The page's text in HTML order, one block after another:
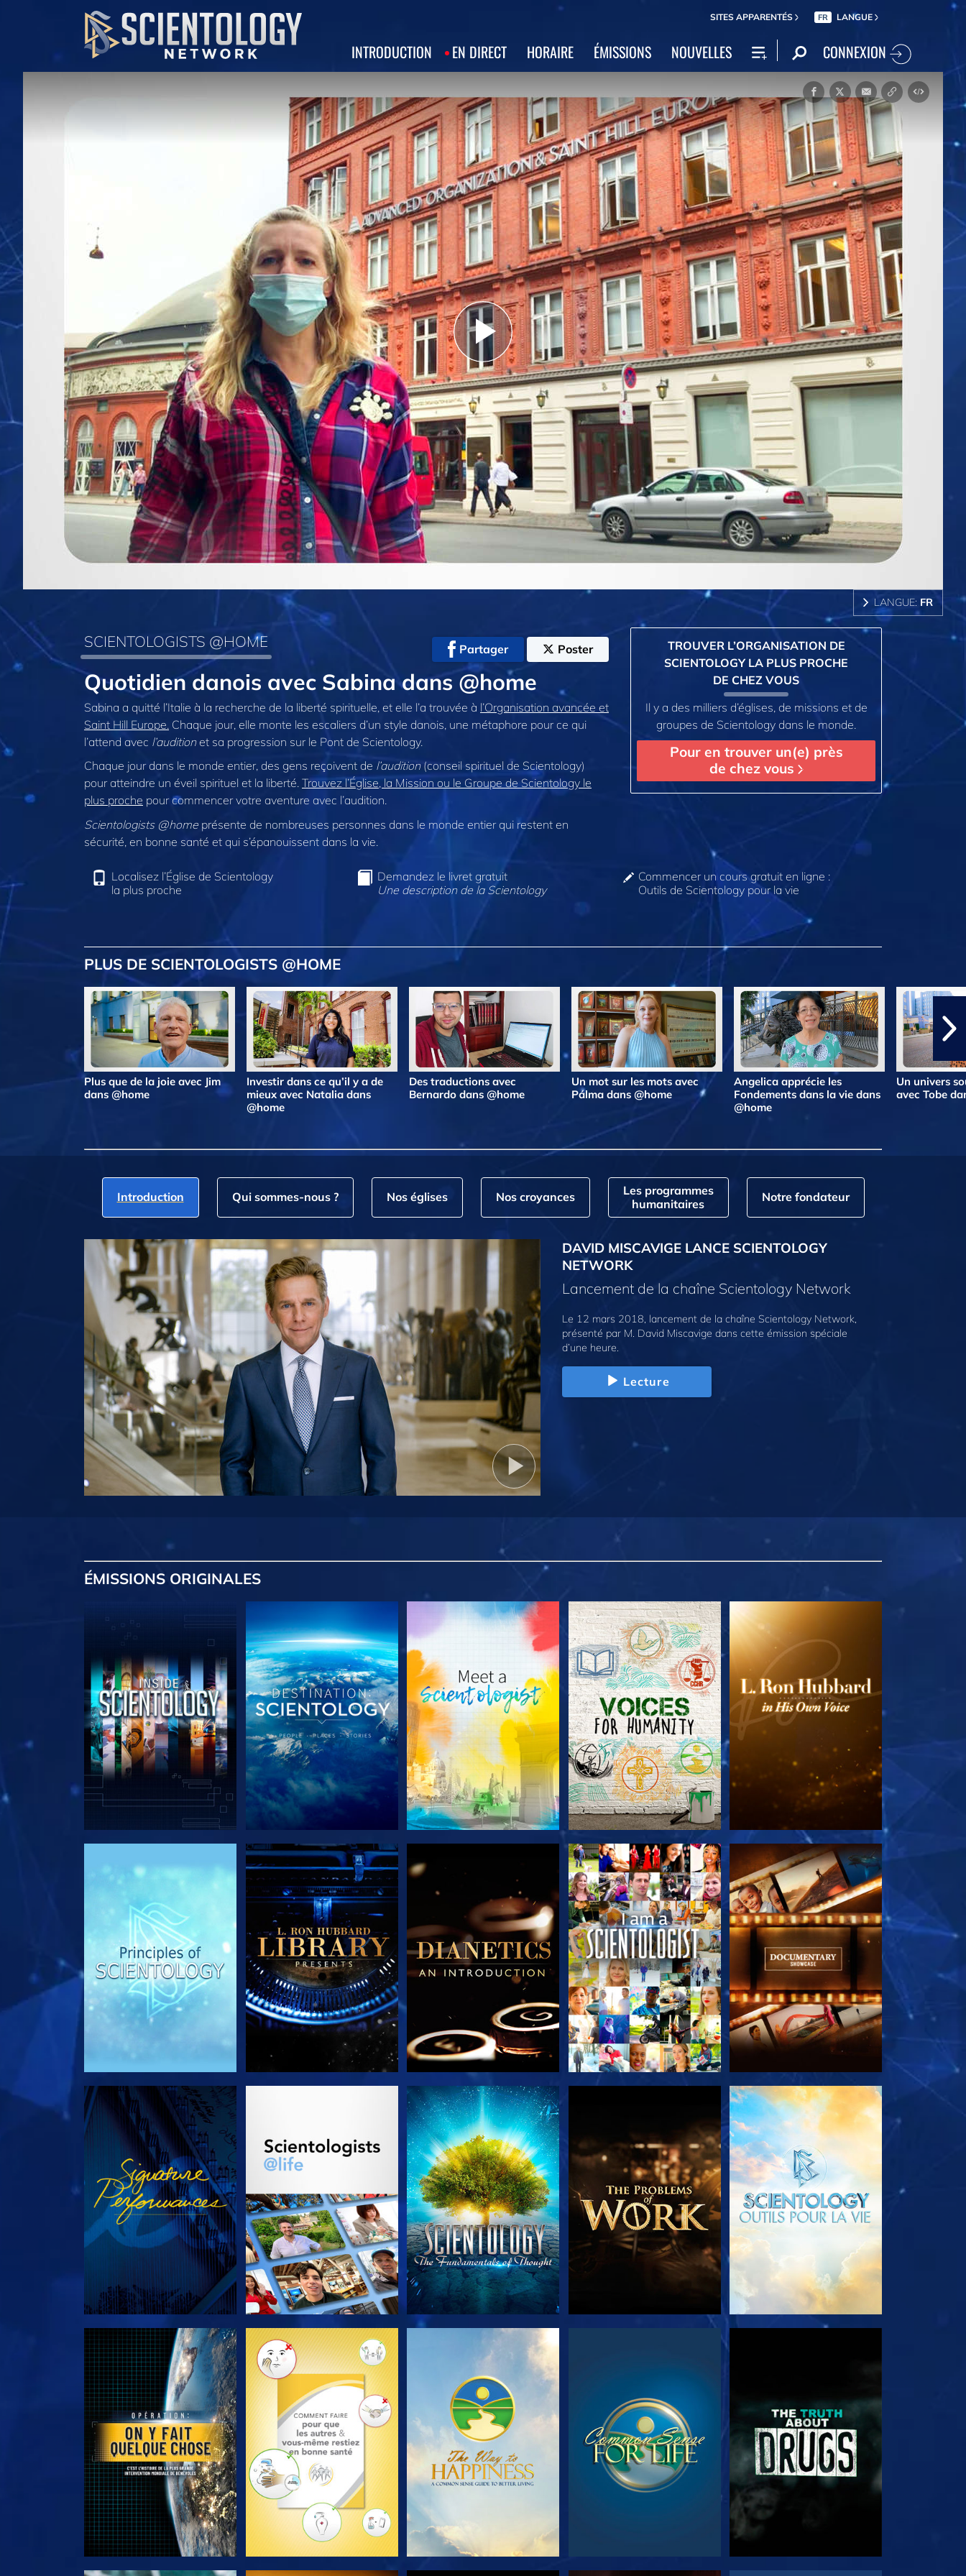
SITES APPARENTÉS FR LANGUE
INTRODUCTION EN DIRECT HORAIRE ÉMISSIONS NOUVELLES CONNEXION
Play
Video
LANGUE: FR
SCIENTOLOGISTS @HOME Partager Poster
Quotidien danois avec Sabina dans @home
Sabina a quitté l’Italie à la recherche de la liberté spirituelle, et elle l’a trouvée à l’Organisation avancée et
Saint Hill Europe. Chaque jour, elle monte les escaliers d’un style danois, une métaphore pour ce qui
l’attend avec l’auditionet sa progression sur le Pont de Scientology.
Chaque jour dans le monde entier, des gens reçoivent de l’audition(conseil spirituel de Scientology)
pour atteindre un éveil spirituel et la liberté. Trouvez l’Église, la Mission ou le Groupe de Scientology le
plus proche pour commencer votre aventure avec l’audition.
Scientologists @homeprésente de nombreuses personnes dans le monde entier qui restent en
sécurité, en bonne santé et qui s’épanouissent dans la vie.
TROUVER L’ORGANISATION DE
SCIENTOLOGY LA PLUS PROCHE
DE CHEZ VOUS
Il y a des milliers d’églises, de missions et de
groupes de Scientology dans le monde.
Pour en trouver un(e) près
de chez vous
Localisez l’Église de Scientology
la plus proche
Demandez le livret gratuit
Une description de la Scientology
Commencer un cours gratuit en ligne :
Outils de Scientology pour la vie
PLUS DE SCIENTOLOGISTS @HOME
Plus que de la joie avec Jim
dans @home
Investir dans ce qu’il y a de
mieux avec Natalia dans
@home
Des traductions avec
Bernardo dans @home
Un mot sur les mots avec
Pálma dans @home
Angelica apprécie les
Fondements dans la vie dans
@home
Un univers
avec Tobe
Introduction Qui sommes‑nous ? Nos églises Nos croyances
Les programmes
humanitaires
Notre fondateur
DAVID MISCAVIGE LANCE SCIENTOLOGY
NETWORK
Lancement de la chaîne Scientology Network
Le 12 mars 2018, lancement de la chaîne Scientology Network,
présenté par M. David Miscavige dans cette émission spéciale
d’une heure.
Lecture
ÉMISSIONS ORIGINALES
DÉCOUVRIR LES SÉRIES DÉCOUVRIR LES SÉRIES DÉCOUVRIR LES SÉRIES DÉCOUVRIR LES SÉRIES DÉCOUVRIR LES SÉRIES
REGARDER REGARDER DÉCOUVRIR LES SÉRIES DÉCOUVRIR LES SÉRIES
DÉCOUVRIR LES SÉRIES DÉCOUVRIR LES SÉRIES